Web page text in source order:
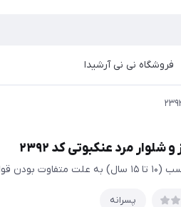
فروشگاه نی نی آرشیدا
شلوار مرد عنکبوتی کد ۲۳۹۲
ها حتما اندازها چک شود
پسرانه